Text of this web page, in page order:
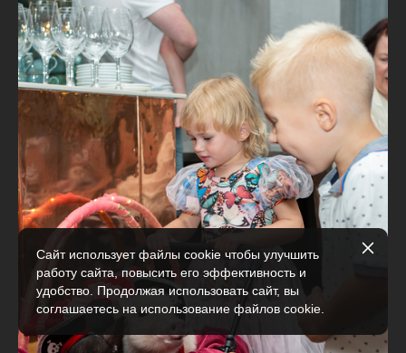
Сайт использует файлы cookie чтобы улучшить
работу сайта, повысить его эффективность и
удобство. Продолжая использовать сайт, вы
соглашаетесь на использование файлов cookie.